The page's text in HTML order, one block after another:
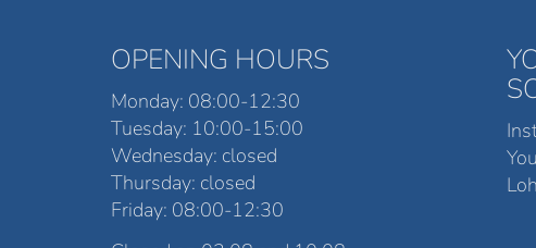
OPENING HOURS
Monday: 08:00-12:30
Tuesday: 10:00-15:00
Wednesday: closed
Thursday: closed
Friday: 08:00-12:30